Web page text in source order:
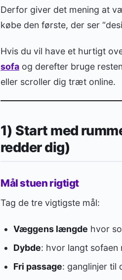
Derfor giver det mening at
købe den første, der ser
Hvis du vil have et hurtigt
sofa og derefter bruge
eller scroller dig træt online.
1) Start med
redder dig)
Mål stuen rigtigt
Tag de tre vigtigste mål:
Væggens længde hvor
Dybde: hvor langt sofaen
Fri passage: ganglinjer til